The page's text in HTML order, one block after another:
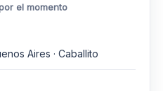
el momento
Aires · Caballito